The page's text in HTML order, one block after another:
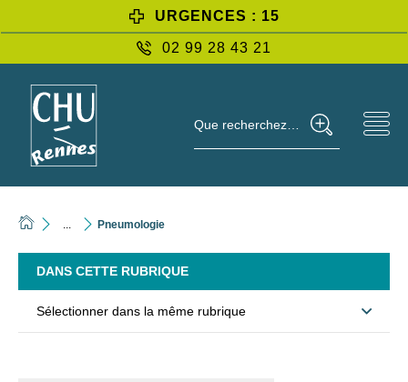
URGENCES : 15
02 99 28 43 21
Que recherchez-vous ?
Pneumologie
DANS CETTE RUBRIQUE
Sélectionner dans la même rubrique